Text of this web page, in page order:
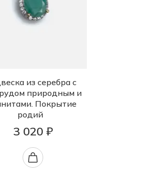
из серебра с
природным и
Покрытие
родий
3 020 ₽